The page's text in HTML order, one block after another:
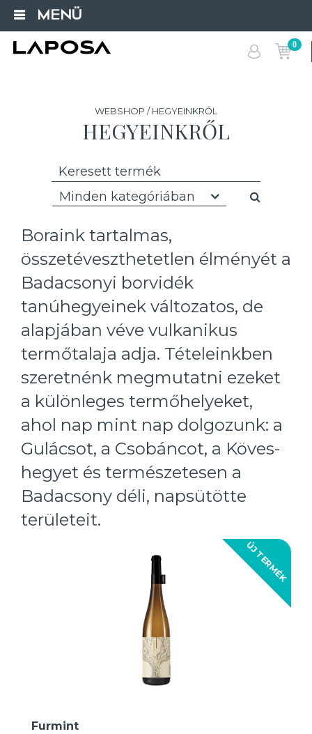
MENÜ
0
WEBSHOP / HEGYEINKRŐL
HEGYEINKRŐL
Minden kategóriában
Boraink tartalmas,
összetéveszthetetlen élményét a
Badacsonyi borvidék
tanúhegyeinek változatos, de
alapjában véve vulkanikus
termőtalaja adja. Tételeinkben
szeretnénk megmutatni ezeket
a különleges termőhelyeket,
ahol nap mint nap dolgozunk: a
Gulácsot, a Csobáncot, a Köves-
hegyet és természetesen a
Badacsony déli, napsütötte
területeit.
ÚJ TERMÉK
Furmint